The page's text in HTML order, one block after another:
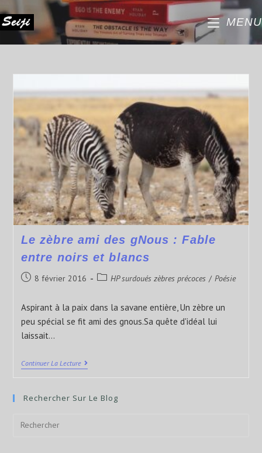
MENU
Le zèbre ami des gNous : Fable
entre noirs et blancs
8 février 2016 HP surdoués zèbres précoces / Poésie
Aspirant à la paix dans la savane entière, Un zèbre un
peu spécial se fit ami des gnous.Sa quête d'idéal lui
laissait…
Continuer La Lecture
Rechercher Sur Le Blog